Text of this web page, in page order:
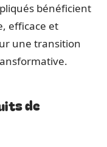
bénéficient
efficace et
une transition
de